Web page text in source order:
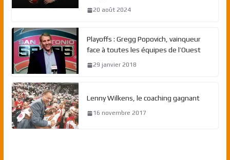
20 août 2024
Playoffs : Gregg Popovich, vainqueur
face à toutes les équipes de l’Ouest
29 janvier 2018
Lenny Wilkens, le coaching gagnant
16 novembre 2017